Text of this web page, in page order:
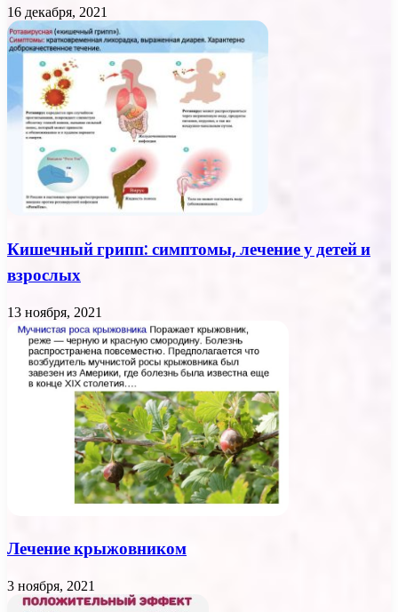
16 декабря, 2021
Кишечный грипп: симптомы, лечение у детей и
взрослых
13 ноября, 2021
Лечение крыжовником
3 ноября, 2021